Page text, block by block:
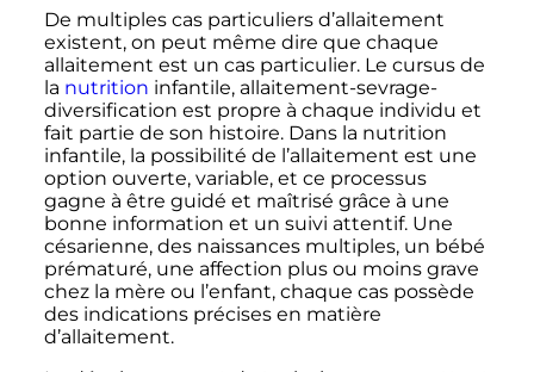
De multiples cas particuliers d’allaitement
existent, on peut même dire que chaque
allaitement est un cas particulier. Le cursus de
la nutrition infantile, allaitement-sevrage-
diversification est propre à chaque individu et
fait partie de son histoire. Dans la nutrition
infantile, la possibilité de l’allaitement est une
option ouverte, variable, et ce processus
gagne à être guidé et maîtrisé grâce à une
bonne information et un suivi attentif. Une
césarienne, des naissances multiples, un bébé
prématuré, une affection plus ou moins grave
chez la mère ou l’enfant, chaque cas possède
des indications précises en matière
d’allaitement.